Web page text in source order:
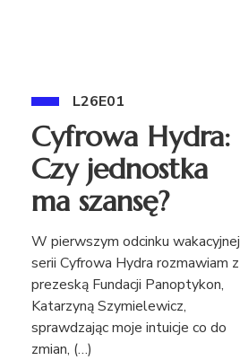
L26E01
Cyfrowa Hydra:
Czy jednostka
ma szansę?
W pierwszym odcinku wakacyjnej
serii Cyfrowa Hydra rozmawiam z
prezeską Fundacji Panoptykon,
Katarzyną Szymielewicz,
sprawdzając moje intuicje co do
zmian, (…)